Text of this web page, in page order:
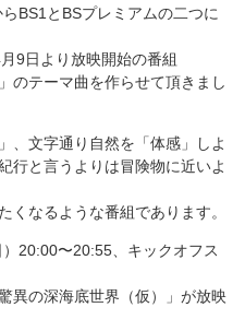
BS1とBSプレミアムの二つに
9日より放映開始の番組
のテーマ曲を作らせて頂きまし
、文字通り自然を「体感」しよ
行と言うよりは冒険物に近いよ
くなるような番組であります。
20:00〜20:55、キックオフス
異の深海底世界（仮）」が放映